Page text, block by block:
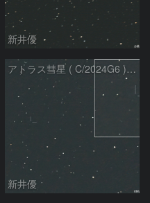
新井優
アトラス彗星 ( C/2024G6 )：2026/07/09
新井優